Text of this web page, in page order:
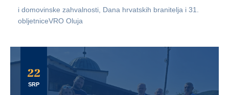
i domovinske zahvalnosti, Dana hrvatskih branitelja i 31.
obljetniceVRO Oluja
22
SRP